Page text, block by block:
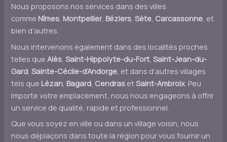
Nous proposons nos services dans des villes
comme Nîmes, Montpellier, Béziers,Sète, Carcassonne, et
bien d’autres.
Nous intervenons également dans des localités proches
telles queAlès ,Saint-Hippolyte-du-Fort ,Saint-Jean-du-
Gard ,Sainte-Cécile-d’Andorge , et dans d’autres villages
tels que Lézan Bagard Cendras etSaint-Ambroix . Peu
importe votre emplacement, nous nous engageons à offrir
un service de qualité, rapide et professionnel.
Que vous soyez en ville ou dans un village voisin, nous
nous déplaçons dans toute la région pour vous fournir un